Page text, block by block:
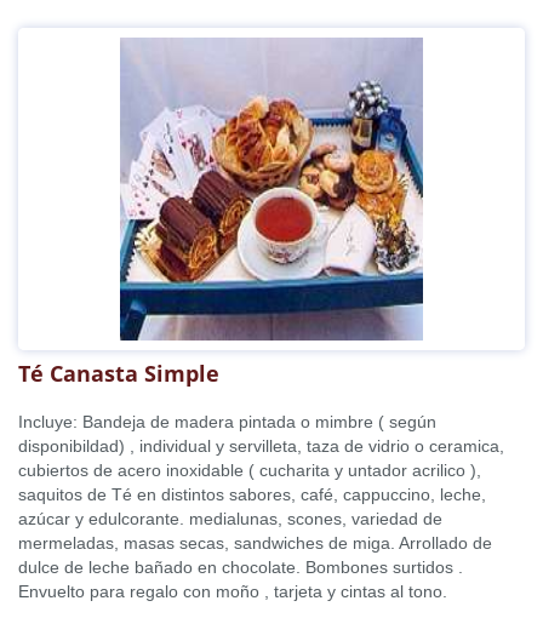
Té Canasta Simple
Incluye: Bandeja de madera pintada o mimbre ( según
disponibildad) , individual y servilleta, taza de vidrio o ceramica,
cubiertos de acero inoxidable ( cucharita y untador acrilico ),
saquitos de Té en distintos sabores, café, cappuccino, leche,
azúcar y edulcorante. medialunas, scones, variedad de
mermeladas, masas secas, sandwiches de miga. Arrollado de
dulce de leche bañado en chocolate. Bombones surtidos .
Envuelto para regalo con moño , tarjeta y cintas al tono.